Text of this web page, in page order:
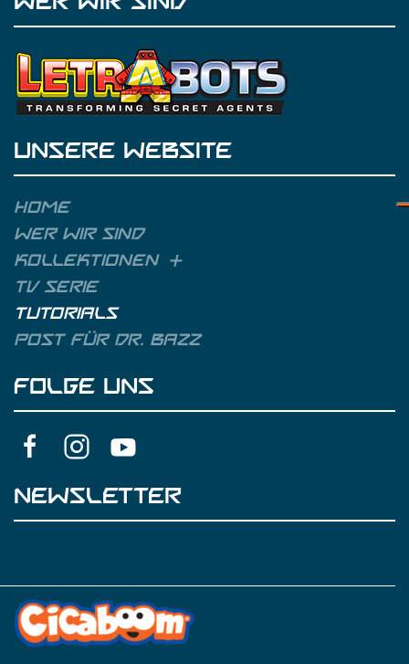
UNSERE WEBSITE
Home
Wer wir sind
Kollektionen
TV Serie
Tutorials
Post für Dr. Bazz
FOLGE UNS
NEWSLETTER